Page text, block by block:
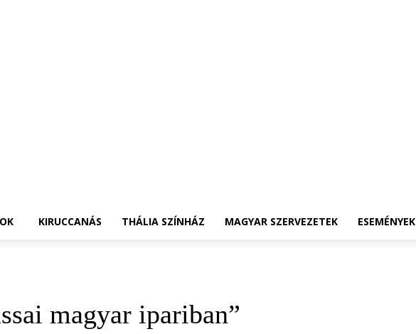
KIRUCCANÁS THÁLIA SZÍNHÁZ MAGYAR SZERVEZETEK ESEMÉNYEK
magyar ipariban”